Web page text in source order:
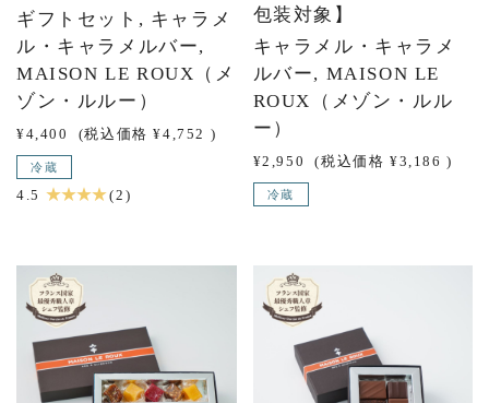
ギフトセット, キャラメ
ル・キャラメルバー,
MAISON LE ROUX（メ
ゾン・ルルー）
¥4,400 (税込価格 ¥4,752 )
冷蔵
4.5 ★ ★ ★ ★(2)
包装対象】
キャラメル・キャラメ
ルバー, MAISON LE
ROUX（メゾン・ルル
ー）
¥2,950 (税込価格 ¥3,186 )
冷蔵